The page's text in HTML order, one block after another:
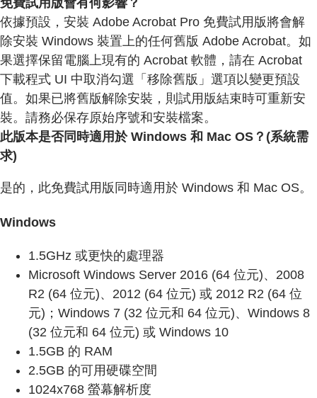
依據預設，安裝 Adobe Acrobat Pro 免費試用版將會解
除安裝 Windows 裝置上的任何舊版 Adobe Acrobat。如
果選擇保留電腦上現有的 Acrobat 軟體，請在 Acrobat
下載程式 UI 中取消勾選「移除舊版」選項以變更預設
值。如果已將舊版解除安裝，則試用版結束時可重新安
裝。請務必保存原始序號和安裝檔案。
此版本是否同時適用於 Windows 和 Mac OS？(系統需
求)
是的，此免費試用版同時適用於 Windows 和 Mac OS。
Windows
1.5GHz 或更快的處理器
Microsoft Windows Server 2016 (64 位元)、2008
R2 (64 位元)、2012 (64 位元) 或 2012 R2 (64 位
元)；Windows 7 (32 位元和 64 位元)、Windows 8
(32 位元和 64 位元) 或 Windows 10
1.5GB 的 RAM
2.5GB 的可用硬碟空間
1024x768 螢幕解析度